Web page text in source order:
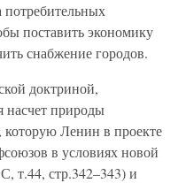
потребительных
поставить экономику
снабжение городов.
доктриной,
природы
которую Ленин в проекте
в условиях новой
т.44, стр.342–343) и